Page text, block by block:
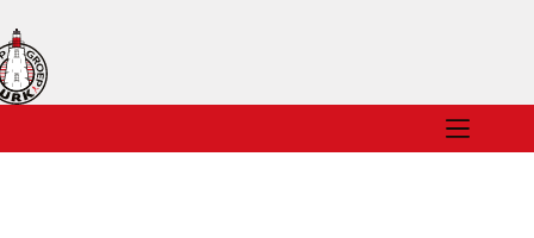
naar
de
inhoud